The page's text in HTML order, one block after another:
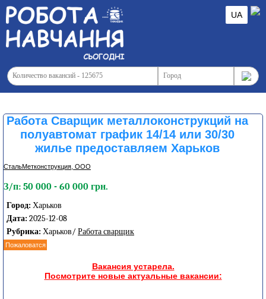
UA
Работа Сварщик металлоконструкций на
полуавтомат график 14/14 или 30/30
жилье предоставляем Харьков
СтальМетконструкция, ООО
З/п: 50 000 - 60 000 грн.
Город: Харьков
Дата: 2025-12-08
Рубрика: Харьков/ Работа сварщик
Пожаловатся
Вакансия устарела.
Посмотрите новые актуальные вакансии: